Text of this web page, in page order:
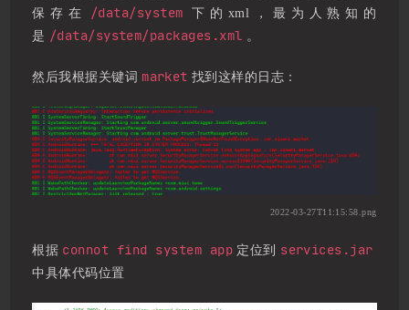
保存在
/data/system
下的xml，最为人熟知的
是 /data/system/packages.xml 。
然后我根据关键词 market 找到这样的日志：
2022-03-27T11:15:58.png
根据 connot find system app 定位到 services.jar
中具体代码位置